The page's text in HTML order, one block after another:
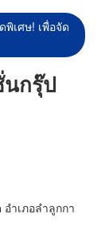
เศษ! เพื่อจัด
กรุ๊ป
ำเภอลำลูกกา